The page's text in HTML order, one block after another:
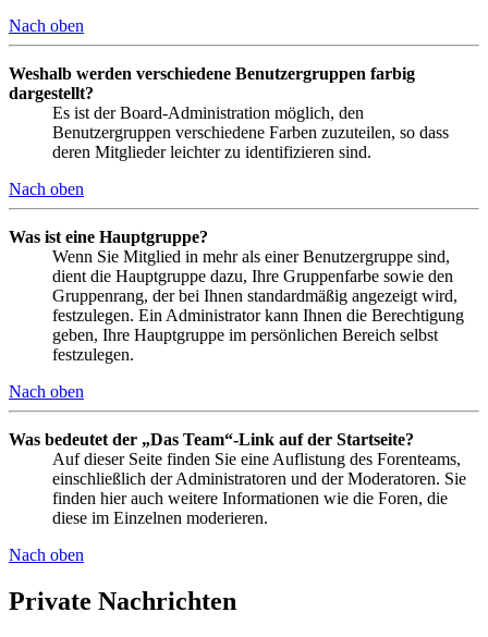
Nach oben
Weshalb werden verschiedene Benutzergruppen farbig
dargestellt?
Es ist der Board-Administration möglich, den
Benutzergruppen verschiedene Farben zuzuteilen, so dass
deren Mitglieder leichter zu identifizieren sind.
Nach oben
Was ist eine Hauptgruppe?
Wenn Sie Mitglied in mehr als einer Benutzergruppe sind,
dient die Hauptgruppe dazu, Ihre Gruppenfarbe sowie den
Gruppenrang, der bei Ihnen standardmäßig angezeigt wird,
festzulegen. Ein Administrator kann Ihnen die Berechtigung
geben, Ihre Hauptgruppe im persönlichen Bereich selbst
festzulegen.
Nach oben
Was bedeutet der „Das Team“-Link auf der Startseite?
Auf dieser Seite finden Sie eine Auflistung des Forenteams,
einschließlich der Administratoren und der Moderatoren. Sie
finden hier auch weitere Informationen wie die Foren, die
diese im Einzelnen moderieren.
Nach oben
Private Nachrichten